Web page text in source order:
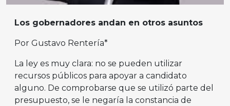
Los gobernadores andan en otros asuntos
Por Gustavo Rentería*
La ley es muy clara: no se pueden utilizar
recursos públicos para apoyar a candidato
alguno. De comprobarse que se utilizó parte del
presupuesto, se le negaría la constancia de